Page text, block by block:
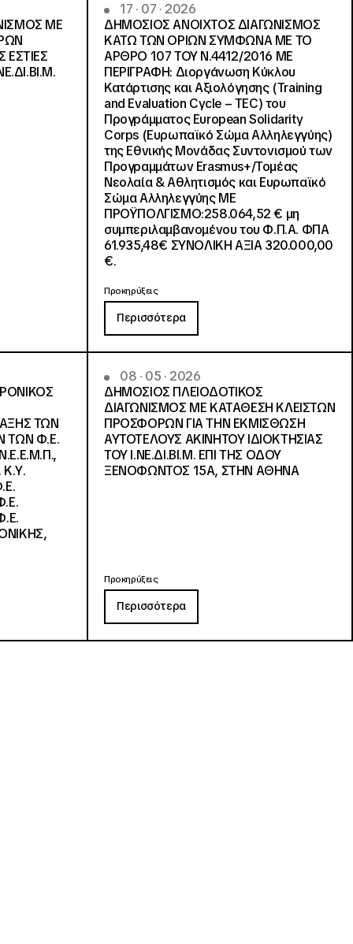
ΜΕ
ΕΣΤΙΕΣ
17 · 07 · 2026
ΔΗΜΟΣΙΟΣ ΑΝΟΙΧΤΟΣ ΔΙΑΓΩΝΙΣΜΟΣ
ΚΑΤΩ ΤΩΝ ΟΡΙΩΝ ΣΥΜΦΩΝΑ ΜΕ ΤΟ
ΑΡΘΡΟ 107 ΤΟΥ Ν.4412/2016 ΜΕ
ΠΕΡΙΓΡΑΦΗ: Διοργάνωση Κύκλου
Κατάρτισης και Αξιολόγησης (Training
and Evaluation Cycle – TEC) του
Προγράμματος European Solidarity
Corps (Ευρωπαϊκό Σώμα Αλληλεγγύης)
της Εθνικής Μονάδας Συντονισμού των
Προγραμμάτων Erasmus+/Τομέας
Νεολαία & Αθλητισμός και Ευρωπαϊκό
Σώμα Αλληλεγγύης ΜΕ
ΠΡΟΫΠΟΛΓΙΣΜΟ:258.064,52 € μη
συμπεριλαμβανομένου του Φ.Π.Α. ΦΠΑ
61.935,48€ ΣΥΝΟΛΙΚΗ ΑΞΙΑ 320.000,00
€.
Προκηρύξεις
Περισσότερα
ΤΩΝ
ΤΩΝ Φ.Ε.
08 · 05 · 2026
ΔΗΜΟΣΙΟΣ ΠΛΕΙΟΔΟΤΙΚΟΣ
ΔΙΑΓΩΝΙΣΜΟΣ ΜΕ ΚΑΤΑΘΕΣΗ ΚΛΕΙΣΤΩΝ
ΠΡΟΣΦΟΡΩΝ ΓΙΑ ΤΗΝ ΕΚΜΙΣΘΩΣΗ
ΑΥΤΟΤΕΛΟΥΣ ΑΚΙΝΗΤΟΥ ΙΔΙΟΚΤΗΣΙΑΣ
ΤΟΥ Ι.ΝΕ.ΔΙ.ΒΙ.Μ. ΕΠΙ ΤΗΣ ΟΔΟΥ
ΞΕΝΟΦΩΝΤΟΣ 15Α, ΣΤΗΝ ΑΘΗΝΑ
Προκηρύξεις
Περισσότερα